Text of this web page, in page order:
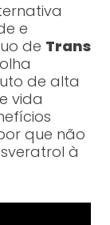
e
de Trans
de alta
vida
que não
à